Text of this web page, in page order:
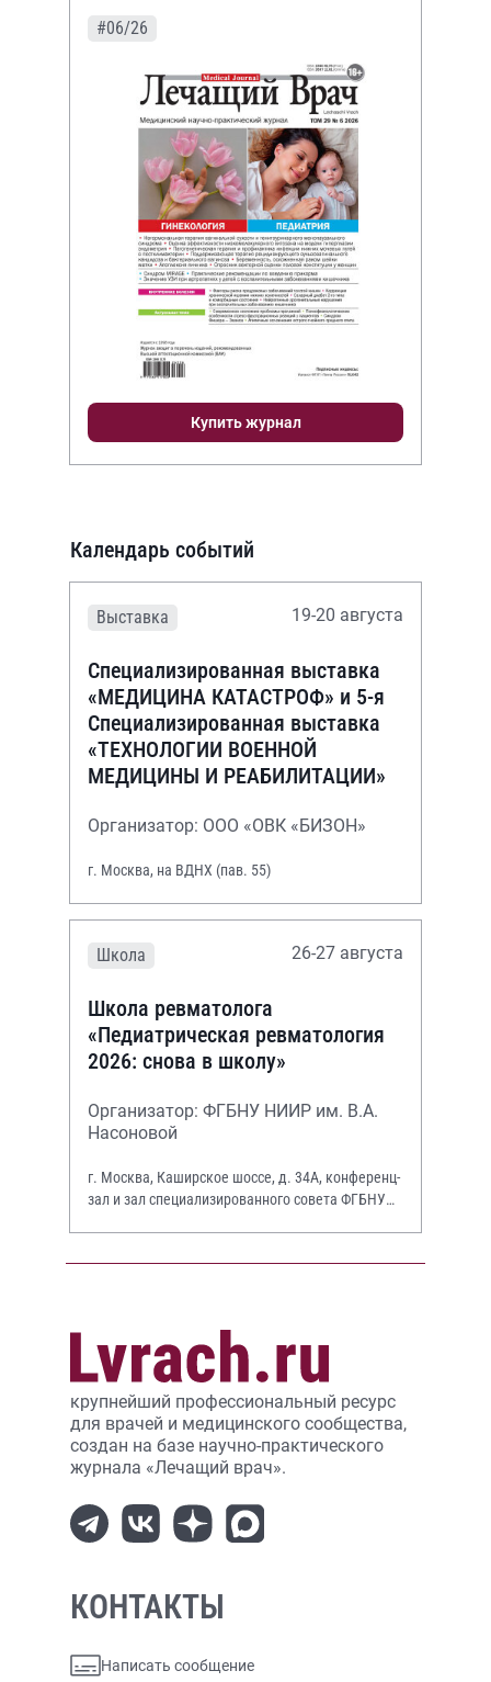
#06/26
Купить журнал
Календарь событий
Выставка 19-20 августа
Специализированная выставка
«МЕДИЦИНА КАТАСТРОФ» и 5-я
Специализированная выставка
«ТЕХНОЛОГИИ ВОЕННОЙ
МЕДИЦИНЫ И РЕАБИЛИТАЦИИ»
Организатор: ООО «ОВК «БИЗОН»
г. Москва, на ВДНХ (пав. 55)
Школа 26-27 августа
Школа ревматолога
«Педиатрическая ревматология
2026: снова в школу»
Организатор: ФГБНУ НИИР им. В.А.
Насоновой
г. Москва, Каширское шоссе, д. 34А, конференц-
зал и зал специализированного совета ФГБНУ
крупнейший профессиональный ресурс
для врачей и медицинского сообщества,
создан на базе научно-практического
журнала «Лечащий врач».
КОНТАКТЫ
Написать сообщение